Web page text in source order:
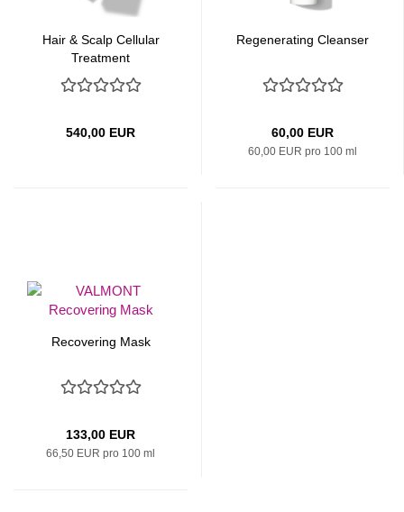
Hair & Scalp Cellular
Treatment
540,00 EUR
Regenerating Cleanser
60,00 EUR
60,00 EUR pro 100 ml
Recovering Mask
133,00 EUR
66,50 EUR pro 100 ml